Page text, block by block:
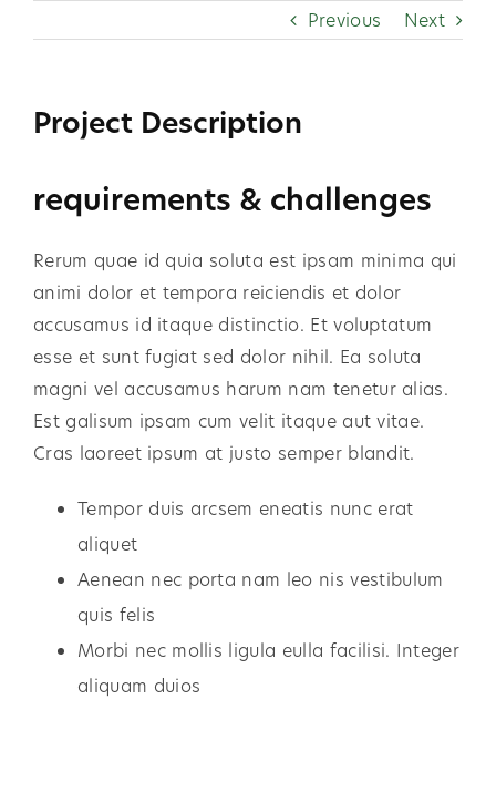
Previous Next
Project Description
requirements & challenges
Rerum quae id quia soluta est ipsam minima qui
animi dolor et tempora reiciendis et dolor
accusamus id itaque distinctio. Et voluptatum
esse et sunt fugiat sed dolor nihil. Ea soluta
magni vel accusamus harum nam tenetur alias.
Est galisum ipsam cum velit itaque aut vitae.
Cras laoreet ipsum at justo semper blandit.
Tempor duis arcsem eneatis nunc erat
aliquet
Aenean nec porta nam leo nis vestibulum
quis felis
Morbi nec mollis ligula eulla facilisi. Integer
aliquam duios